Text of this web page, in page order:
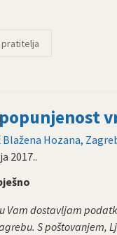
Hozana,
2017..
Vam dostavljam
S poštovanjem,